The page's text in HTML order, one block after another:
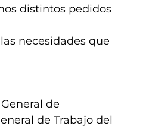
distintos pedidos
necesidades que
de
de Trabajo del